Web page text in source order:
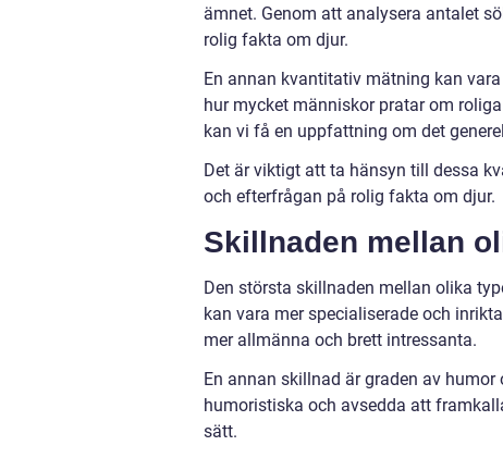
ämnet. Genom att analysera antalet
rolig fakta om djur.
En annan kvantitativ mätning kan
hur mycket människor pratar om
kan vi få en uppfattning om det
Det är viktigt att ta hänsyn till dessa
och efterfrågan på rolig fakta om djur.
Skillnaden mellan
Den största skillnaden mellan olika
kan vara mer specialiserade och
mer allmänna och brett intressanta.
En annan skillnad är graden av
humoristiska och avsedda att
sätt.